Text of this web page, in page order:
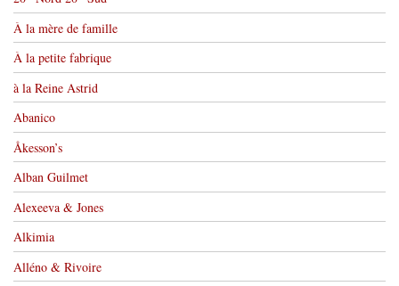
À la mère de famille
À la petite fabrique
à la Reine Astrid
Abanico
Åkesson’s
Alban Guilmet
Alexeeva & Jones
Alkimia
Alléno & Rivoire